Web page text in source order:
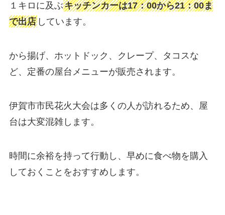
１キロに及ぶキッチンカーは17：00から21：00ま
で出店しています。
から揚げ、ホットドック、クレープ、タコスな
ど、定番の屋台メニューが販売されます。
伊賀市市民花火大会は多くの人が訪れるため、屋
台は大変混雑します。
時間に余裕を持って行動し、早めに食べ物を購入
しておくことをおすすめします。